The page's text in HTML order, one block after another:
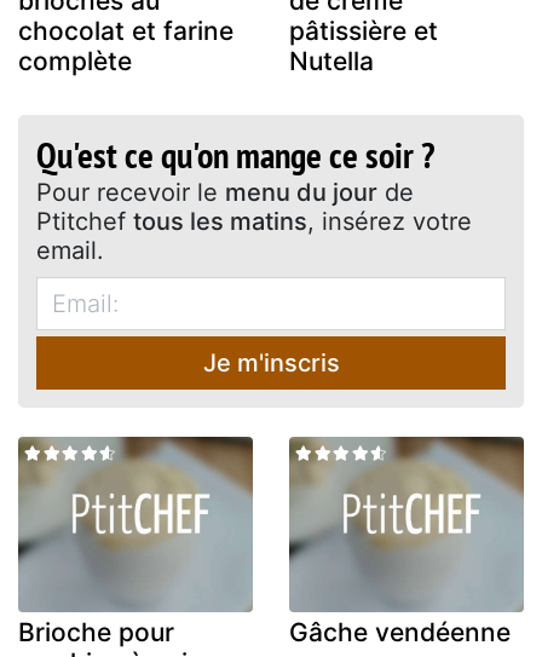
chocolat et farine
complète
pâtissière et
Nutella
Qu'est ce qu'on mange ce soir ?
Pour recevoir le menu du jour de
Ptitchef tous les matins, insérez votre
email.
Je m'inscris
Brioche pour
Gâche vendéenne